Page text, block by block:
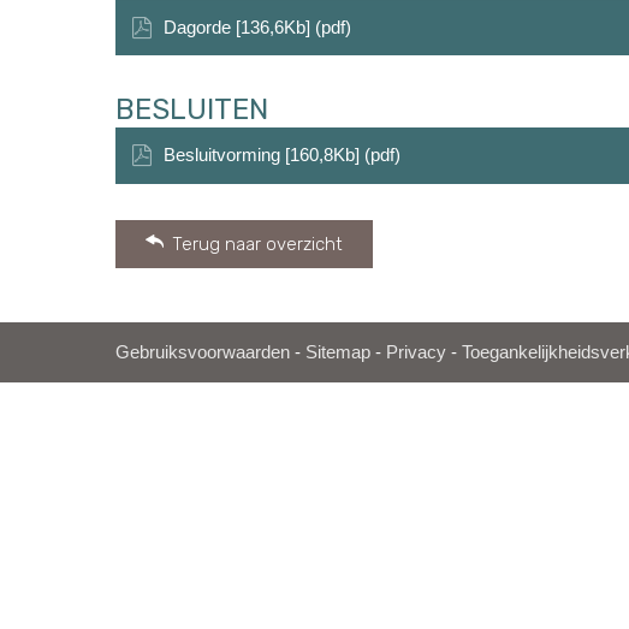
Dagorde [136,6Kb] (pdf)
BESLUITEN
Besluitvorming [160,8Kb] (pdf)
Terug naar overzicht
Gebruiksvoorwaarden - Sitemap - Privacy -